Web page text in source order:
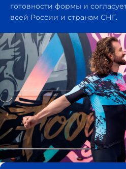
готовности формы и
всей России и странам СНГ.